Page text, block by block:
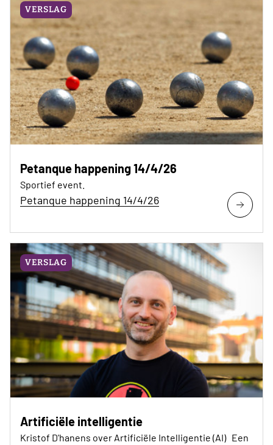
VERSLAG
Petanque happening 14/4/26
Sportief event.
Petanque happening 14/4/26
VERSLAG
Artificiële intelligentie
Kristof D'hanens over Artificiële Intelligentie (AI) Een